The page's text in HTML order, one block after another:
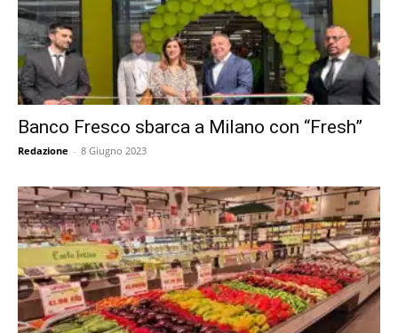
Banco Fresco sbarca a Milano con “Fresh”
Redazione - 8 Giugno 2023